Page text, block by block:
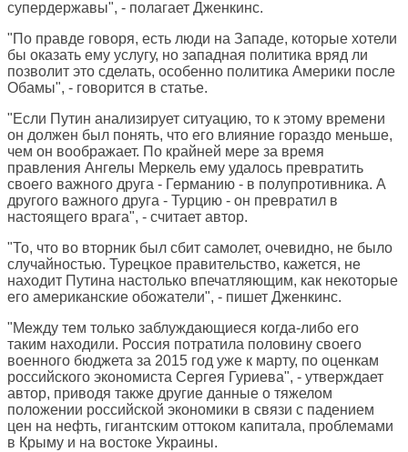
супердержавы", - полагает Дженкинс.
"По правде говоря, есть люди на Западе, которые хотели
бы оказать ему услугу, но западная политика вряд ли
позволит это сделать, особенно политика Америки после
Обамы", - говорится в статье.
"Если Путин анализирует ситуацию, то к этому времени
он должен был понять, что его влияние гораздо меньше,
чем он воображает. По крайней мере за время
правления Ангелы Меркель ему удалось превратить
своего важного друга - Германию - в полупротивника. А
другого важного друга - Турцию - он превратил в
настоящего врага", - считает автор.
"То, что во вторник был сбит самолет, очевидно, не было
случайностью. Турецкое правительство, кажется, не
находит Путина настолько впечатляющим, как некоторые
его американские обожатели", - пишет Дженкинс.
"Между тем только заблуждающиеся когда-либо его
таким находили. Россия потратила половину своего
военного бюджета за 2015 год уже к марту, по оценкам
российского экономиста Сергея Гуриева", - утверждает
автор, приводя также другие данные о тяжелом
положении российской экономики в связи с падением
цен на нефть, гигантским оттоком капитала, проблемами
в Крыму и на востоке Украины.